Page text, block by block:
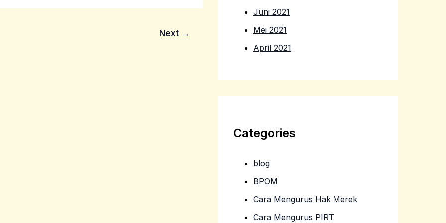
Next →
Juni 2021
Mei 2021
April 2021
Categories
blog
BPOM
Cara Mengurus Hak Merek
Cara Mengurus PIRT